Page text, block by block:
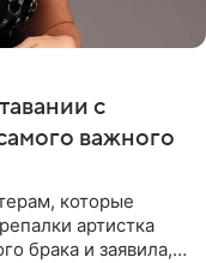
с
важного
которые
артистка
брака и заявила,